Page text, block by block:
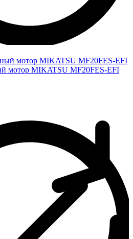
мотор MIKATSU MF20FES-EFI